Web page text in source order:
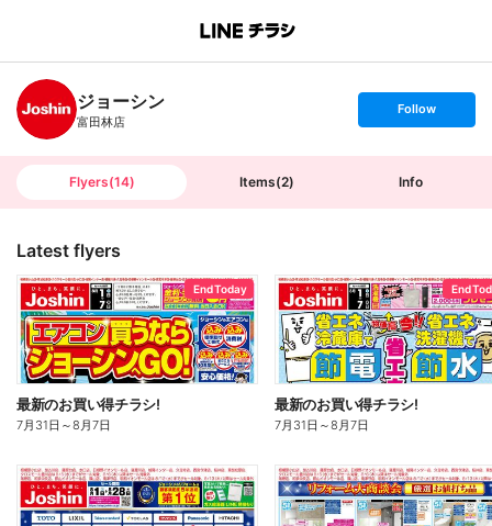
B
n
c
h
T
ジョーシン
富田林店
s
t
o
l
Follow
Flyers(14) Items(2) Info
Latest flyers
End Today
最新のお買い得チラシ!
7月31日 ～8月7日
End
最新のお買い得チラシ!
7月31日 ～8月7日